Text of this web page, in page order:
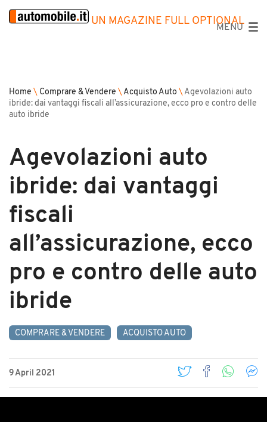
UN MAGAZINE FULL OPTIONAL
MENU
Home \ Comprare & Vendere \ Acquisto Auto \ Agevolazioni auto
ibride: dai vantaggi fiscali all’assicurazione, ecco pro e contro delle
auto ibride
Agevolazioni auto
ibride: dai vantaggi
fiscali
all’assicurazione, ecco
pro e contro delle auto
ibride
COMPRARE & VENDERE ACQUISTO AUTO
9 April 2021